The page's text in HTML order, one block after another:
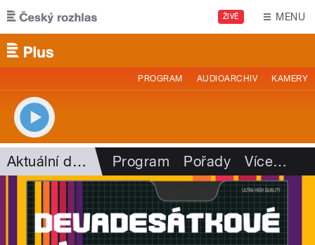
Přejít k hlavnímu obsahu
ŽIVĚ MENU
PROGRAM AUDIOARCHIV KAMERY
Aktuální dění Program Pořady Více…